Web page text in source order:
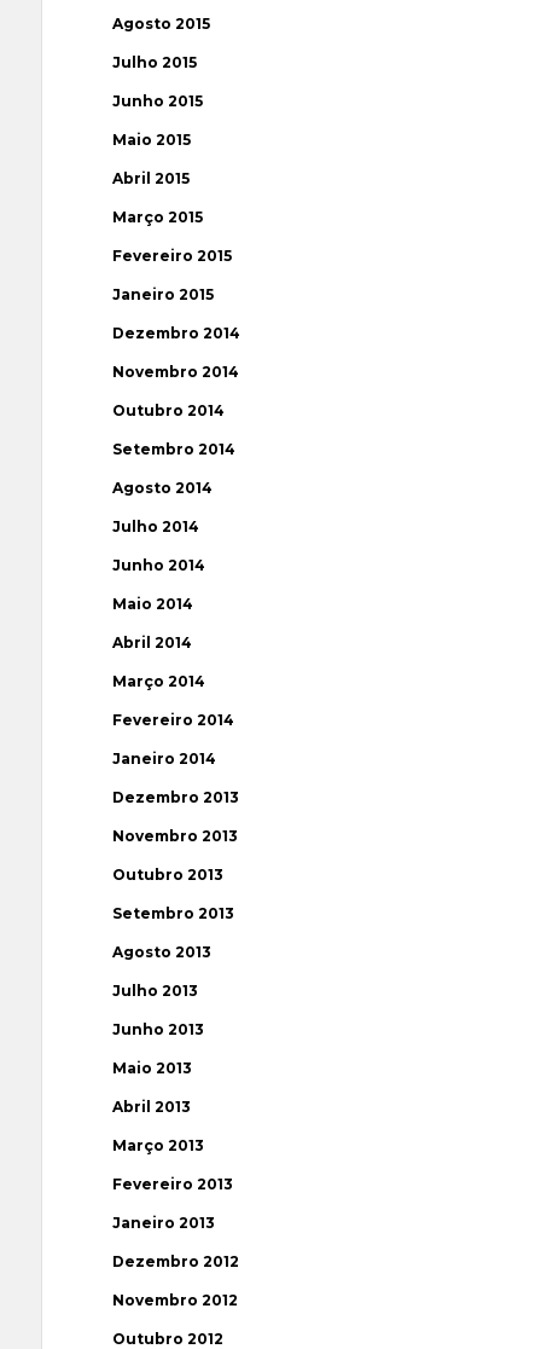
Agosto 2015
Julho 2015
Junho 2015
Maio 2015
Abril 2015
Março 2015
Fevereiro 2015
Janeiro 2015
Dezembro 2014
Novembro 2014
Outubro 2014
Setembro 2014
Agosto 2014
Julho 2014
Junho 2014
Maio 2014
Abril 2014
Março 2014
Fevereiro 2014
Janeiro 2014
Dezembro 2013
Novembro 2013
Outubro 2013
Setembro 2013
Agosto 2013
Julho 2013
Junho 2013
Maio 2013
Abril 2013
Março 2013
Fevereiro 2013
Janeiro 2013
Dezembro 2012
Novembro 2012
Outubro 2012